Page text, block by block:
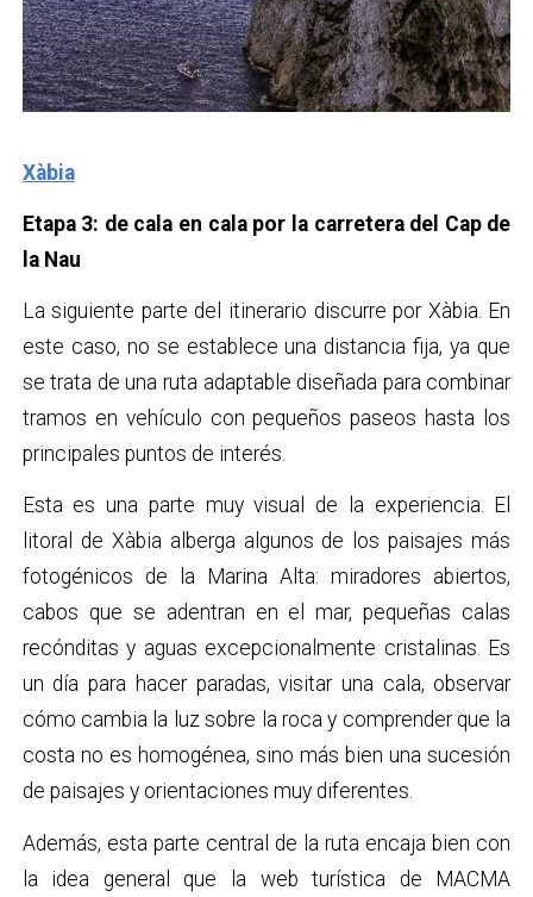
Xàbia
Etapa 3: de cala en cala por la carretera del Cap de
la Nau
La siguiente parte del itinerario discurre por Xàbia. En
este caso, no se establece una distancia fija, ya que
se trata de una ruta adaptable diseñada para combinar
tramos en vehículo con pequeños paseos hasta los
principales puntos de interés.
Esta es una parte muy visual de la experiencia. El
litoral de Xàbia alberga algunos de los paisajes más
fotogénicos de la Marina Alta: miradores abiertos,
cabos que se adentran en el mar, pequeñas calas
recónditas y aguas excepcionalmente cristalinas. Es
un día para hacer paradas, visitar una cala, observar
cómo cambia la luz sobre la roca y comprender que la
costa no es homogénea, sino más bien una sucesión
de paisajes y orientaciones muy diferentes.
Además, esta parte central de la ruta encaja bien con
la idea general que la web turística de MACMA